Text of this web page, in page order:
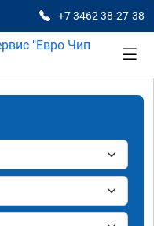
+7 3462 38-27-38